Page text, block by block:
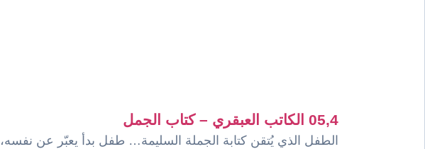
05,4 الكاتب العبقري – كتاب الجمل
الطفل الذي يُتقن كتابة الجملة السليمة… طفل بدأ يعبّر عن نفسه،